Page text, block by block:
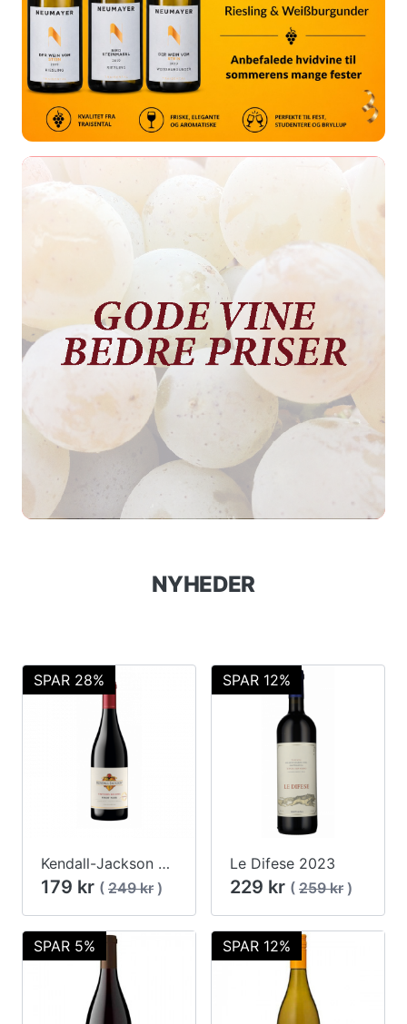
NYHEDER
SPAR 28%
Kendall-Jackson Pinot Noir 2017
179 kr ( 249 kr )
SPAR 12%
Le Difese 2023
229 kr ( 259 kr )
SPAR 5% SPAR 12%